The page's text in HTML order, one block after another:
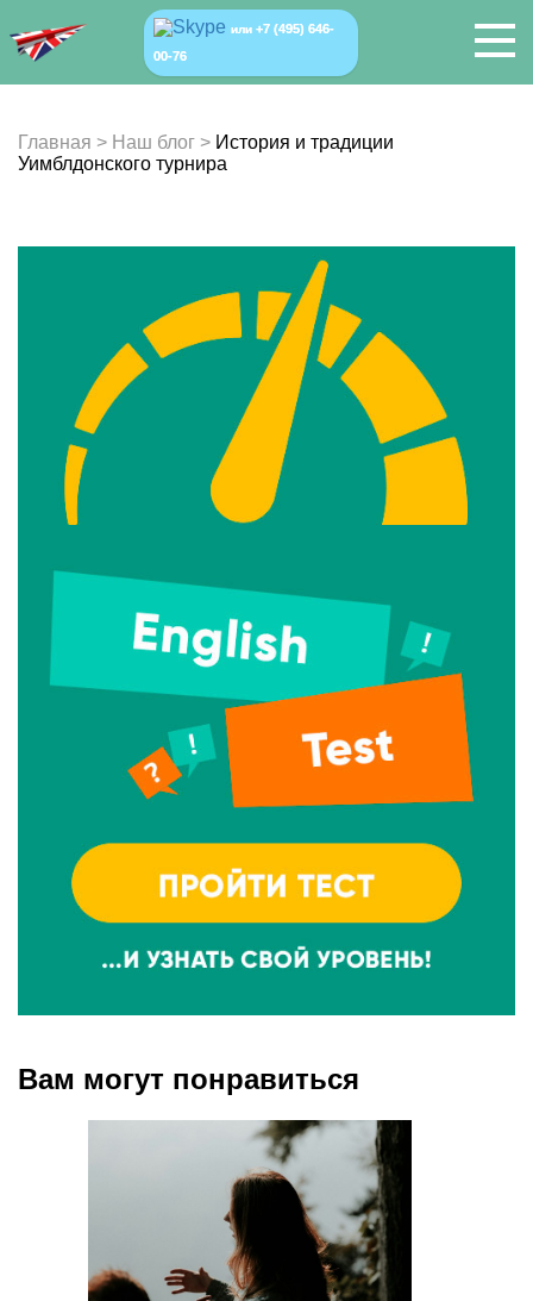
или +7 (495) 646-
00-76
Главная > Наш блог > История и традиции
Уимблдонского турнира
Вам могут понравиться